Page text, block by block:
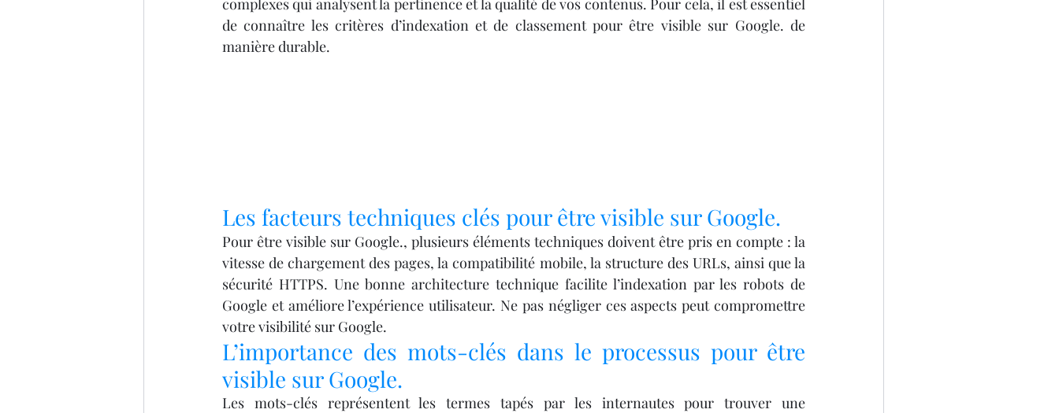
complexes qui analysent la pertinence et la qualité de vos contenus. Pour cela, il est essentiel
de connaître les critères d’indexation et de classement pour être visible sur Google. de
manière durable.
Les facteurs techniques clés pour être visible sur Google.
Pour être visible sur Google., plusieurs éléments techniques doivent être pris en compte : la
vitesse de chargement des pages, la compatibilité mobile, la structure des URLs, ainsi que la
sécurité HTTPS. Une bonne architecture technique facilite l’indexation par les robots de
Google et améliore l’expérience utilisateur. Ne pas négliger ces aspects peut compromettre
votre visibilité sur Google.
L’importance des mots-clés dans le processus pour être
visible sur Google.
Les mots-clés représentent les termes tapés par les internautes pour trouver une